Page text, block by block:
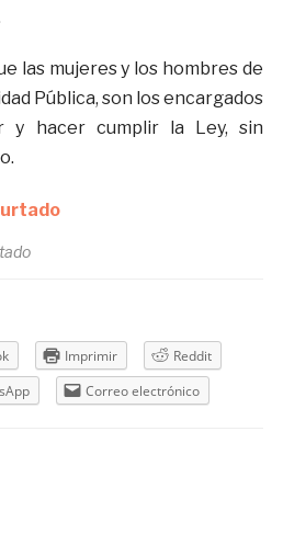
las mujeres y los hombres de
Pública, son los encargados
y hacer cumplir la Ley, sin
Imprimir
Reddit
Correo electrónico